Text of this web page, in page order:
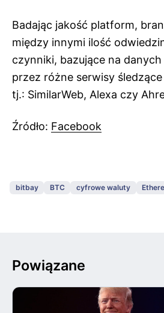
Badając jakość platform,
między innymi ilość
czynniki, bazujące na
przez różne serwisy
tj.: SimilarWeb, Alexa czy
Źródło: Facebook
bitbay BTC cyfrowe waluty
Powiązane